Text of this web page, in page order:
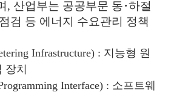
, 산업부는 공공부문 동･하절
검 등 에너지 수요관리 정책
Infrastructure) : 지능형 원
장치
Interface) : 소프트웨